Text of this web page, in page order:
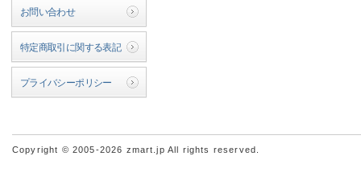
お問い合わせ
特定商取引に関する表記
プライバシーポリシー
Copyright © 2005-2026 zmart.jp All rights reserved.